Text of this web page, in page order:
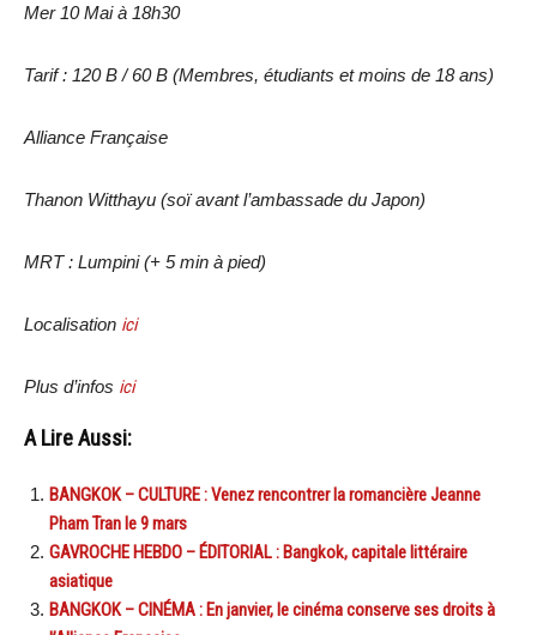
Mer 10 Mai à 18h30
Tarif : 120 B / 60 B (Membres, étudiants et moins de 18 ans)
Alliance Française
Thanon Witthayu (soï avant l’ambassade du Japon)
MRT : Lumpini (+ 5 min à pied)
Localisation ici
Plus d’infos ici
A Lire Aussi:
BANGKOK – CULTURE : Venez rencontrer la romancière Jeanne
Pham Tran le 9 mars
GAVROCHE HEBDO – ÉDITORIAL : Bangkok, capitale littéraire
asiatique
BANGKOK – CINÉMA : En janvier, le cinéma conserve ses droits à